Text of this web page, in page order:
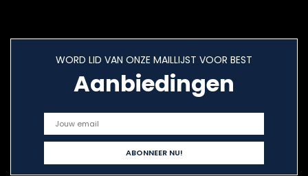
WORD LID VAN ONZE MAILLIJST VOOR BEST
Aanbiedingen